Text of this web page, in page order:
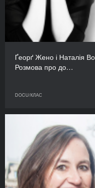
Ґеорґ Жено і Наталія
Розмова про до…
DOCU/КЛАС